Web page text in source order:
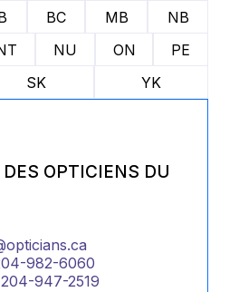
BC MB
NB
NU ON
PE
SK YK
OPTICIENS DU
982-6060
947-2519